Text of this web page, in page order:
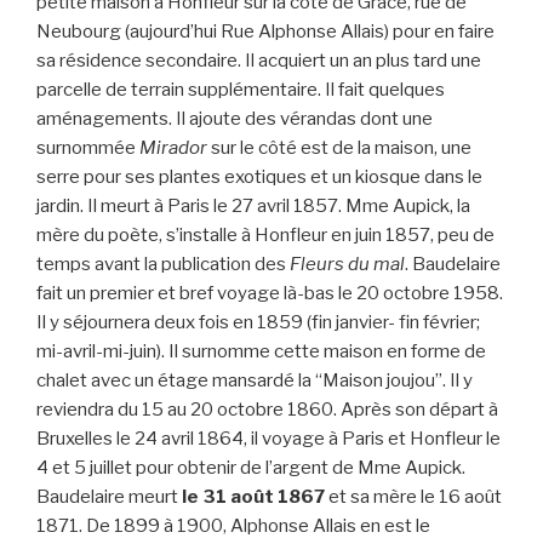
Neubourg (aujourd’hui Rue Alphonse Allais) pour en faire
sa résidence secondaire. Il acquiert un an plus tard une
parcelle de terrain supplémentaire. Il fait quelques
aménagements. Il ajoute des vérandas dont une
surnommée Miradorsur le côté est de la maison, une
serre pour ses plantes exotiques et un kiosque dans le
jardin. Il meurt à Paris le 27 avril 1857. Mme Aupick, la
mère du poète, s’installe à Honfleur en juin 1857, peu de
temps avant la publication des Fleurs du mal. Baudelaire
fait un premier et bref voyage là-bas le 20 octobre 1958.
Il y séjournera deux fois en 1859 (fin janvier- fin février;
mi-avril-mi-juin). Il surnomme cette maison en forme de
chalet avec un étage mansardé la “Maison joujou”. Il y
reviendra du 15 au 20 octobre 1860. Après son départ à
Bruxelles le 24 avril 1864, il voyage à Paris et Honfleur le
4 et 5 juillet pour obtenir de l’argent de Mme Aupick.
Baudelaire meurt le 31 août 1867et sa mère le 16 août
1871. De 1899 à 1900, Alphonse Allais en est le